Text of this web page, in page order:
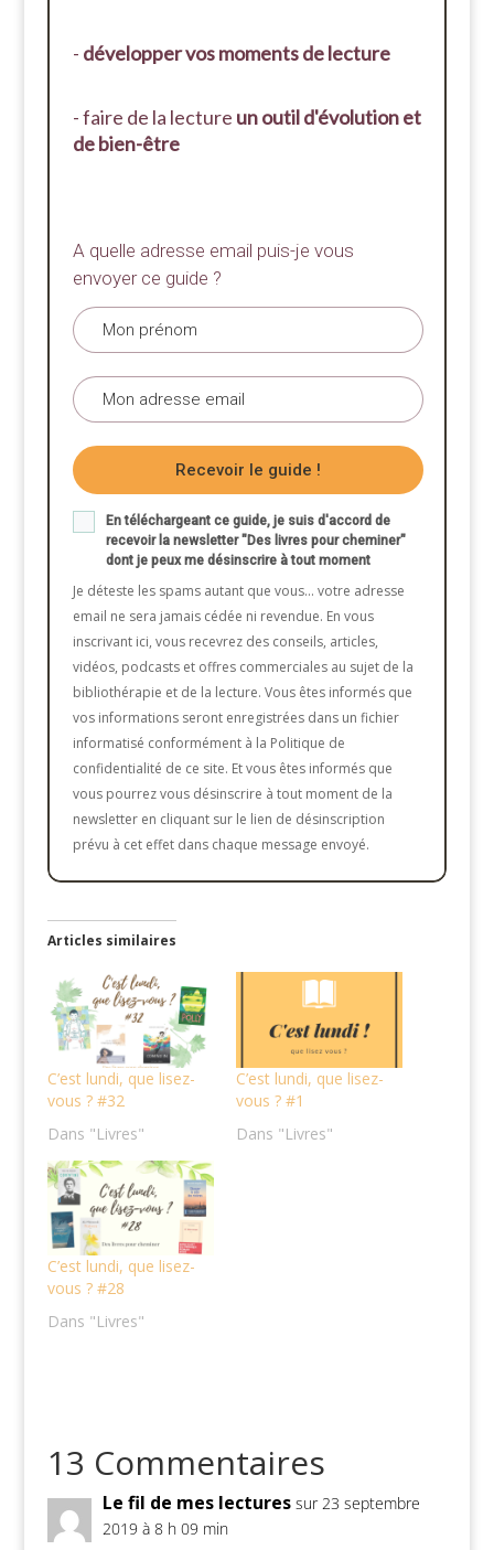
- développer vos moments de lecture
- faire de la lecture un outil d'évolution et
de bien-être
A quelle adresse email puis-je vous
envoyer ce guide ?
Recevoir le guide !
En téléchargeant ce guide, je suis d'accord de
recevoir la newsletter "Des livres pour cheminer"
dont je peux me désinscrire à tout moment
Je déteste les spams autant que vous... votre adresse
email ne sera jamais cédée ni revendue. En vous
inscrivant ici, vous recevrez des conseils, articles,
vidéos, podcasts et offres commerciales au sujet de la
bibliothérapie et de la lecture. Vous êtes informés que
vos informations seront enregistrées dans un fichier
informatisé conformément à la Politique de
confidentialité de ce site. Et vous êtes informés que
vous pourrez vous désinscrire à tout moment de la
newsletter en cliquant sur le lien de désinscription
prévu à cet effet dans chaque message envoyé.
Articles similaires
C’est lundi, que lisez-
vous ? #32
Dans "Livres"
C’est lundi, que lisez-
vous ? #1
Dans "Livres"
C’est lundi, que lisez-
vous ? #28
Dans "Livres"
13 Commentaires
Le fil de mes lectures sur 23 septembre
2019 à 8 h 09 min